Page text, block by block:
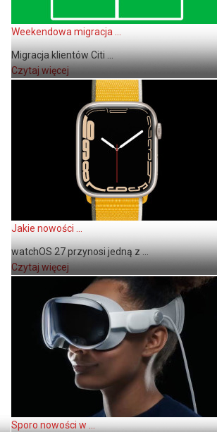
Weekendowa migracja ...
Migracja klientów Citi ...
Czytaj więcej
Jakie nowości ...
watchOS 27 przynosi jedną z ...
Czytaj więcej
Sporo nowości w ...